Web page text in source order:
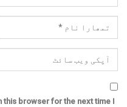
this browser for the next time I